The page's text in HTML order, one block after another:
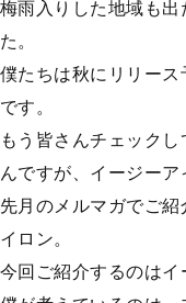
梅雨入りした地域も
た。
僕たちは秋にリリー
です。
もう皆さんチェック
んですが、イージーア
先月のメルマガでご
イロン。
今回ご紹介するのはイ